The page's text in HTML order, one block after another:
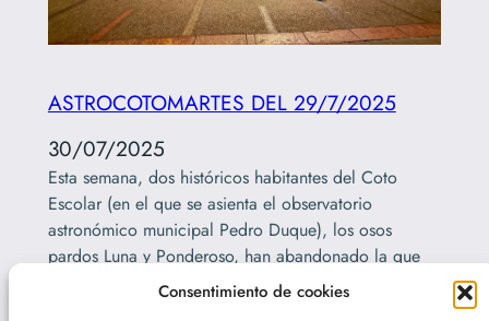
Consentimiento de cookies
ASTROCOTOMARTES DEL 29/7/2025
30/07/2025
Esta semana, dos históricos habitantes del Coto
Escolar (en el que se asienta el observatorio
astronómico municipal Pedro Duque), los osos
pardos Luna y Ponderoso, han abandonado la que
fue su casa durante más de tres décadas para